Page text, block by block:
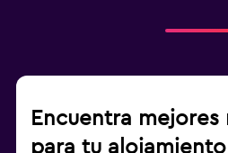
Encuentra mejores
para tu